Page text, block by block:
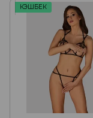
КЭШБЕК